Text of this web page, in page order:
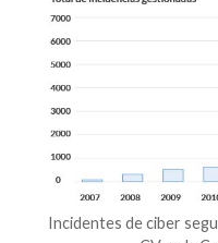
Incidentes de ciber